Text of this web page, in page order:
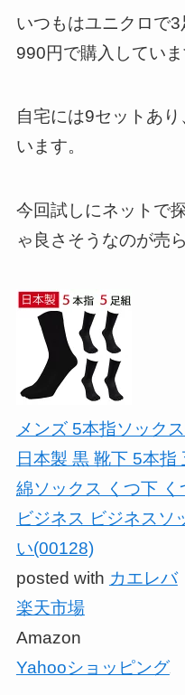
いつもはユニクロで
990円で購入していま
自宅には9セットあ
います。
今回試しにネットで
ゃ良さそうなのが売
メンズ 5本指ソック
日本製 黒 靴下 5本指
綿ソックス くつ下
ビジネス ビジネスソ
い(00128)
posted with カエレバ
楽天市場
Amazon
Yahooショッピング